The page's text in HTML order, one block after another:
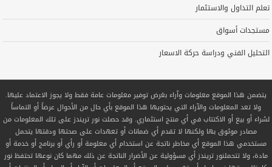
تعلم التداول والاستثمار
مستجدات أسواق
التحليل الفني ودراسة حركة الاسعار
يتضمن هذا الموقع معلومات وآراء بغرض توفير معلومات عامة فقط ولا يجوز الاعتماد عليها.
ولا تعد المعلومات والآراء التي يحتويها هذا الموقع بأي حال من الأحوال عرضاً أو التماساً
لشراء أو بيع أو الاكتتاب في أي منتج استثماري. وقد حصلت نور تريندز على تلك المعلومات من
مصادر موثوق بها ولكنها لا تقدم أي ضمانات أو تعهدات على صحتها ودقتها يتحمل
مستخدمي هذا الموقع أي مخاطر ناتجة عن استخدام أي معلومة أو رأي أو برنامج أو خدمة أو
مادة، ولا تتحملنور تريندز أي مسؤولية عن الأضرار الناتجة عن ذلك مهما كان نوعها تحتفظ نور